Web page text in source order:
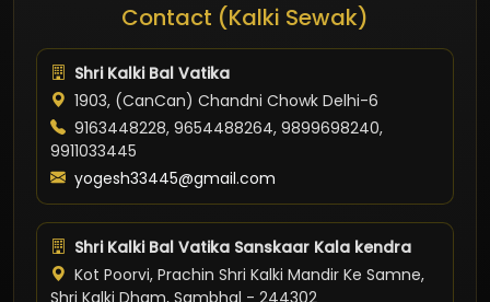
Contact (Kalki Sewak)
Shri Kalki Bal Vatika
1903, (CanCan) Chandni Chowk Delhi-6
9163448228, 9654488264, 9899698240,
9911033445
yogesh33445@gmail.com
Shri Kalki Bal Vatika Sanskaar Kala kendra
Kot Poorvi, Prachin Shri Kalki Mandir Ke Samne,
Shri Kalki Dham, Sambhal - 244302